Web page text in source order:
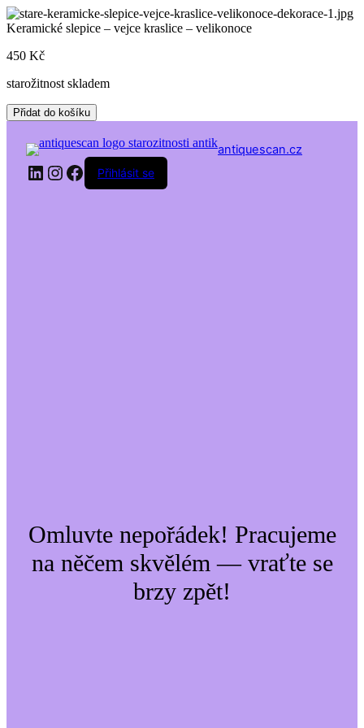
Skip
to
Keramické slepice – vejce kraslice – velikonoce
450 Kč
starožitnost skladem
Keramické
slepice
vejce
kraslice
Přidat do košíku
antiquescan.cz
LinkedIn
Instagram
Facebook
Přihlásit se
Omluvte nepořádek! Pracujeme
na něčem skvělém — vraťte se
brzy zpět!